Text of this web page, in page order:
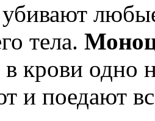
тела.
в крови
и поедают